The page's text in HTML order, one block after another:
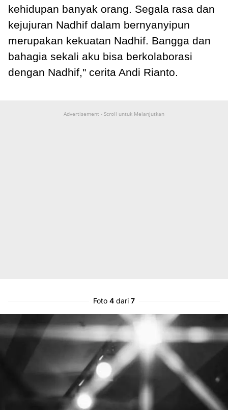
kehidupan banyak orang. Segala rasa dan
kejujuran Nadhif dalam bernyanyipun
merupakan kekuatan Nadhif. Bangga dan
bahagia sekali aku bisa berkolaborasi
dengan Nadhif," cerita Andi Rianto.
Advertisement - Scroll untuk Melanjutkan
Foto 4 dari 7